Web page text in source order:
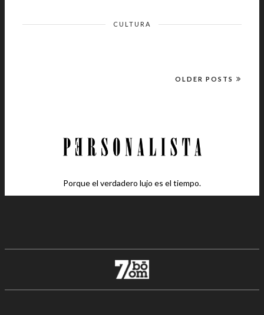
CULTURA
OLDER POSTS
Porque el verdadero lujo es el tiempo.